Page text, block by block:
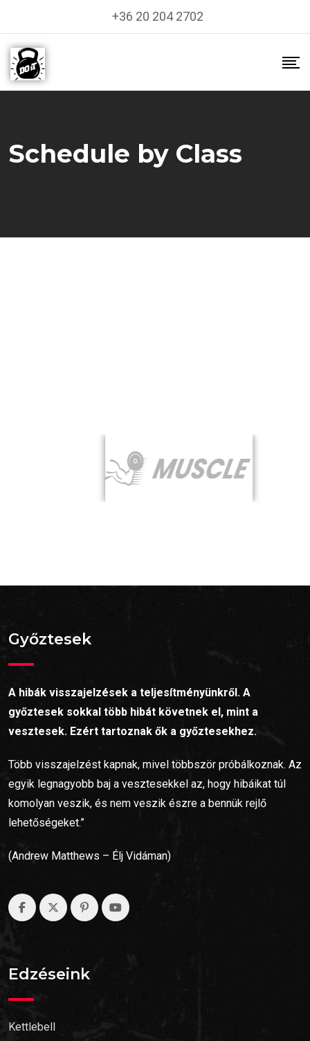
+36 20 204 2702
Schedule by Class
Győztesek
A hibák visszajelzések a teljesítményünkről. A
győztesek sokkal több hibát követnek el, mint a
vesztesek. Ezért tartoznak ők a győztesekhez.
Több visszajelzést kapnak, mivel többször próbálkoznak. Az
egyik legnagyobb baj a vesztesekkel az, hogy hibáikat túl
komolyan veszik, és nem veszik észre a bennük rejlő
lehetőségeket.”
(Andrew Matthews – Élj Vidáman)
Edzéseink
Kettlebell